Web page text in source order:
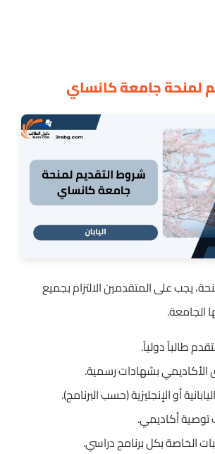
لمنحة جامعة كانساي
يجب على المتقدمين الالتزام بجميع
الجامعة.
طالباً دولياً.
الأكاديمي بشهادات رسمية.
أو الإنجليزية (حسب البرنامج).
أكاديمي.
الخاصة بكل برنامج دراسي.